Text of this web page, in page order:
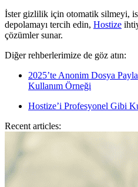
İster gizlilik için otomatik silmeyi,
depolamayı tercih edin, Hostize
çözümler sunar.
Diğer rehberlerimize de göz atın:
2025’te Anonim Dosya
Kullanım Örneği
Hostize’i Profesyonel Gibi
Recent articles: